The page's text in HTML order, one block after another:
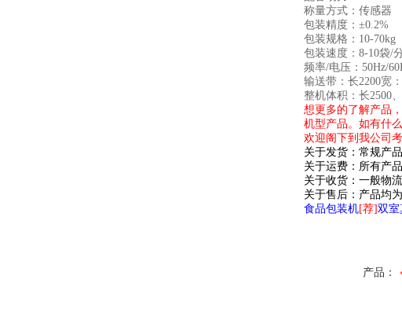
称量方式：传感器
包装精度：±0.2%
包装规格：10-70kg
包装速度：8-10袋/
频率/电压：50Hz/
输送带：长2200宽
整机体积：长2500
想更多的了解产品
机型产品。如有什
欢迎阁下到我公司
关于发货：常规产
关于运费：所有产
关于收货：一般物
关于售后：产品均
食品包装机[荐]双室
产品：